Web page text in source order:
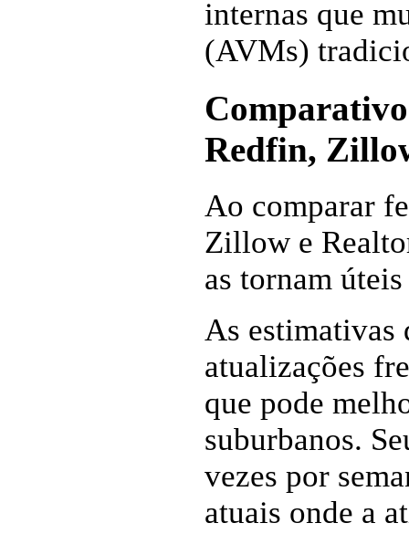
internas que
(AVMs)
Redfin,
Ao comparar
Zillow e
as tornam
As estimativas
atualizações
que pode
suburbanos.
vezes por
atuais onde a